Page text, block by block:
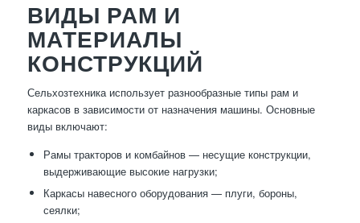
ВИДЫ РАМ И
МАТЕРИАЛЫ
КОНСТРУКЦИЙ
Сельхозтехника использует разнообразные типы рам и
каркасов в зависимости от назначения машины. Основные
виды включают:
Рамы тракторов и комбайнов — несущие конструкции,
выдерживающие высокие нагрузки;
Каркасы навесного оборудования — плуги, бороны,
сеялки;